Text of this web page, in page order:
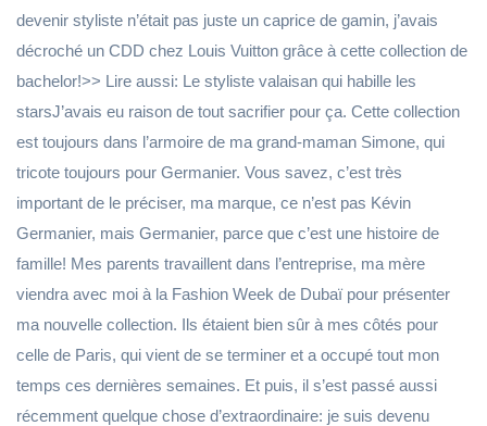
devenir styliste n’était pas juste un caprice de gamin, j’avais
décroché un CDD chez Louis Vuitton grâce à cette collection de
bachelor!>> Lire aussi: Le styliste valaisan qui habille les
starsJ’avais eu raison de tout sacrifier pour ça. Cette collection
est toujours dans l’armoire de ma grand-maman Simone, qui
tricote toujours pour Germanier. Vous savez, c’est très
important de le préciser, ma marque, ce n’est pas Kévin
Germanier, mais Germanier, parce que c’est une histoire de
famille! Mes parents travaillent dans l’entreprise, ma mère
viendra avec moi à la Fashion Week de Dubaï pour présenter
ma nouvelle collection. Ils étaient bien sûr à mes côtés pour
celle de Paris, qui vient de se terminer et a occupé tout mon
temps ces dernières semaines. Et puis, il s’est passé aussi
récemment quelque chose d’extraordinaire: je suis devenu